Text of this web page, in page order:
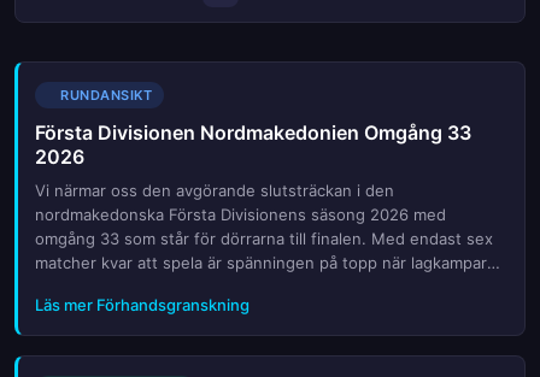
RUNDANSIKT
Första Divisionen Nordmakedonien Omgång 33
2026
Vi närmar oss den avgörande slutsträckan i den
nordmakedonska Första Divisionens säsong 2026 med
omgång 33 som står för dörrarna till finalen. Med endast sex
matcher kvar att spela är spänningen på topp när lagkampar
förhandsgranskning ger dig en djupgående analys av de
viktigaste mötena, nyckelspelarens form och de taktiska
utmaningar som väntar. Vi belyser hur poängjägarna kan ta
Läs mer Förhandsgranskning